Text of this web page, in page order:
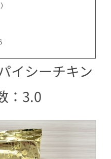
イシーチキン
：3.0